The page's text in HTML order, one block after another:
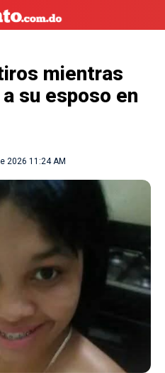
mientras
su esposo en
2026 11:24 AM